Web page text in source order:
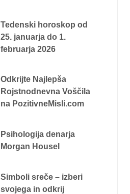
Tedenski horoskop od
25. januarja do 1.
februarja 2026
Odkrijte Najlepša
Rojstnodnevna Voščila
na PozitivneMisli.com
Psihologija denarja
Morgan Housel
Simboli sreče – izberi
svojega in odkrij